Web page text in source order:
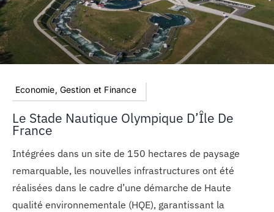
Economie, Gestion et Finance
Le Stade Nautique Olympique D’Île De
France
Intégrées dans un site de 150 hectares de paysage
remarquable, les nouvelles infrastructures ont été
réalisées dans le cadre d’une démarche de Haute
qualité environnementale (HQE), garantissant la